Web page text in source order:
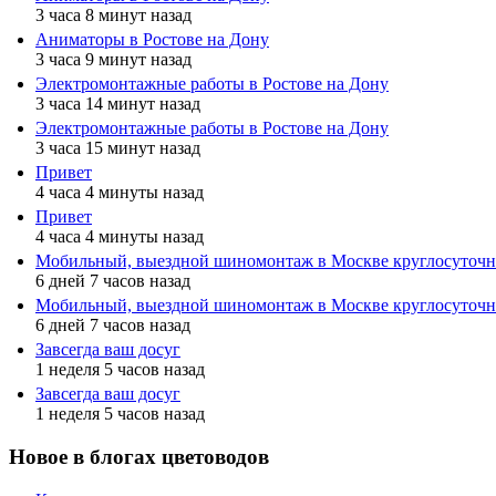
3 часа 8 минут назад
Аниматоры в Ростове на Дону
3 часа 9 минут назад
Электромонтажные работы в Ростове на Дону
3 часа 14 минут назад
Электромонтажные работы в Ростове на Дону
3 часа 15 минут назад
Привет
4 часа 4 минуты назад
Привет
4 часа 4 минуты назад
Мобильный, выездной шиномонтаж в Москве
6 дней 7 часов назад
Мобильный, выездной шиномонтаж в Москве
6 дней 7 часов назад
Завсегда ваш досуг
1 неделя 5 часов назад
Завсегда ваш досуг
1 неделя 5 часов назад
Новое в блогах цветоводов